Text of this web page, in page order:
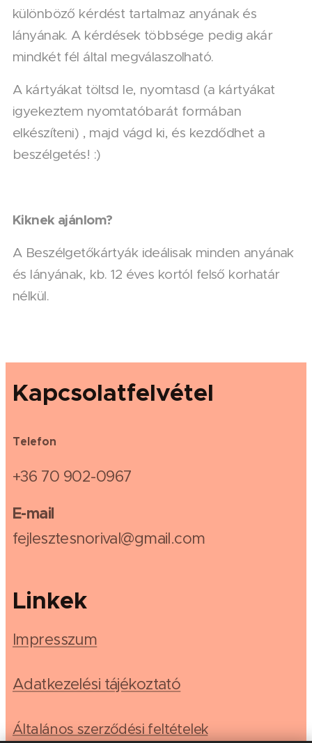
különböző kérdést tartalmaz anyának és
lányának. A kérdések többsége pedig akár
mindkét fél által megválaszolható.
A kártyákat töltsd le, nyomtasd (a kártyákat
igyekeztem nyomtatóbarát formában
elkészíteni) , majd vágd ki, és kezdődhet a
beszélgetés! :)
Kiknek ajánlom?
A Beszélgetőkártyák ideálisak minden anyának
és lányának, kb. 12 éves kortól felső korhatár
nélkül.
Kapcsolatfelvétel
Telefon
+36 70 902-0967
E-mail
fejlesztesnorival@gmail.com
Linkek
Impresszum
Adatkezelési tájékoztató
Általános szerződési feltételek